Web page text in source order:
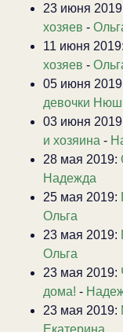
23 июня
хозяев -
11 июня 2019:
хозяев -
05 июня
девочки
03 июня
и хозяина -
28 мая 2019:
Надежда
25 мая 2019:
Ольга
23 мая 2019:
Ольга
23 мая 2019:
дома! -
23 мая 2019:
Екатерина